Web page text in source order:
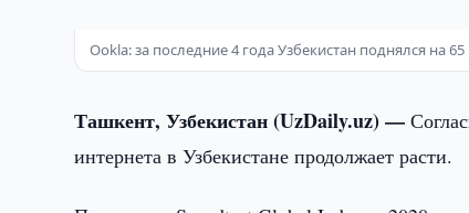
Ookla: за последние 4 года Узбекистан поднялся на
Ташкент, Узбекистан (UzDaily.uz) —
интернета в Узбекистане продолжает расти.